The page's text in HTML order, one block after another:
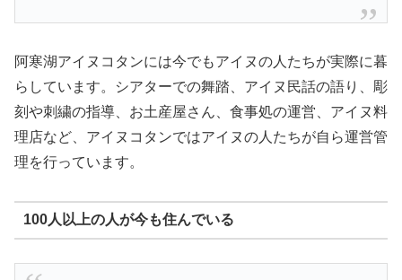
阿寒湖アイヌコタンには今でもアイヌの人たちが実際に暮
らしています。シアターでの舞踏、アイヌ民話の語り、彫
刻や刺繍の指導、お土産屋さん、食事処の運営、アイヌ料
理店など、アイヌコタンではアイヌの人たちが自ら運営管
理を行っています。
100人以上の人が今も住んでいる